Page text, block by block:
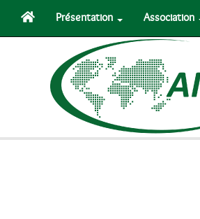
Présentation Association